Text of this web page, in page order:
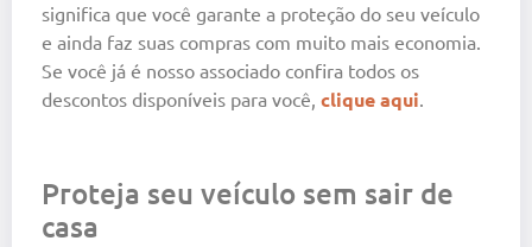
significa que você garante a proteção do seu veículo
e ainda faz suas compras com muito mais economia.
Se você já é nosso associado confira todos os
descontos disponíveis para você, clique aqui.
Proteja seu veículo sem sair de
casa